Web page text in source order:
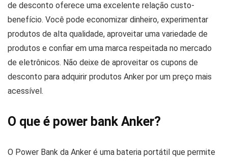
de desconto oferece uma excelente relação custo-
benefício. Você pode economizar dinheiro, experimentar
produtos de alta qualidade, aproveitar uma variedade de
produtos e confiar em uma marca respeitada no mercado
de eletrônicos. Não deixe de aproveitar os cupons de
desconto para adquirir produtos Anker por um preço mais
acessível.
O que é power bank Anker?
O Power Bank da Anker é uma bateria portátil que permite